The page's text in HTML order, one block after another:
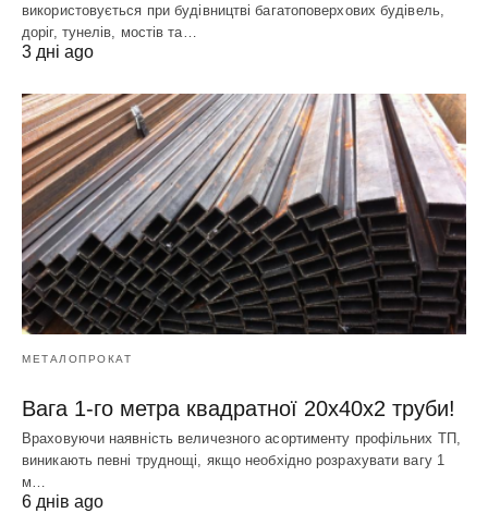
використовується при будівництві багатоповерхових будівель,
доріг, тунелів, мостів та…
3 дні ago
МЕТАЛОПРОКАТ
Вага 1-го метра квадратної 20х40х2 труби!
Враховуючи наявність величезного асортименту профільних ТП,
виникають певні труднощі, якщо необхідно розрахувати вагу 1
м…
6 днів ago